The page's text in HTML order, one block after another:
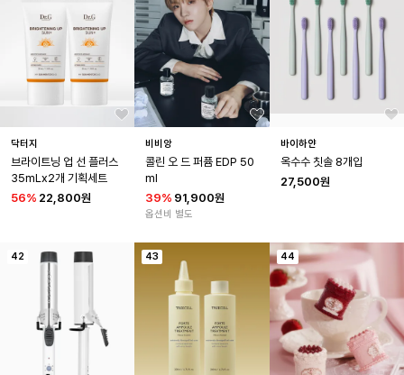
닥터지
브라이트닝 업 선 플러스
35mLx2개 기획세트
56% 22,800원
비비앙
콜린 오 드 퍼퓸 EDP 50
ml
39% 91,900원
옵션비 별도
바이하얀
옥수수 칫솔 8개입
27,500원
42 43 44